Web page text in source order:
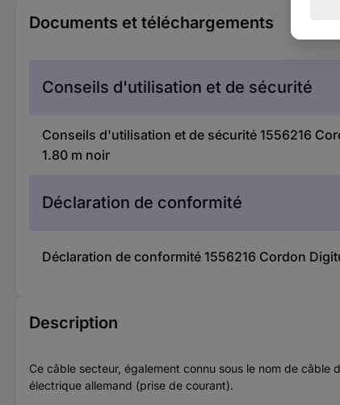
Documents et téléchargements
Conseils d'utilisation et de sécurité
Conseils d'utilisation et de sécurité 1556216
1.80 m noir
Déclaration de conformité
Déclaration de conformité 1556216 Cordon
Description
Ce câble secteur, également connu sous le nom de
électrique allemand (prise de courant).